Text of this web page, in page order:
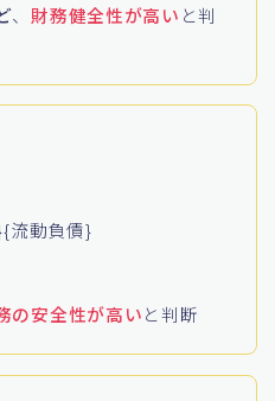
、 財務健全性が高い と判
流動負債}
の安全性が高いと判断